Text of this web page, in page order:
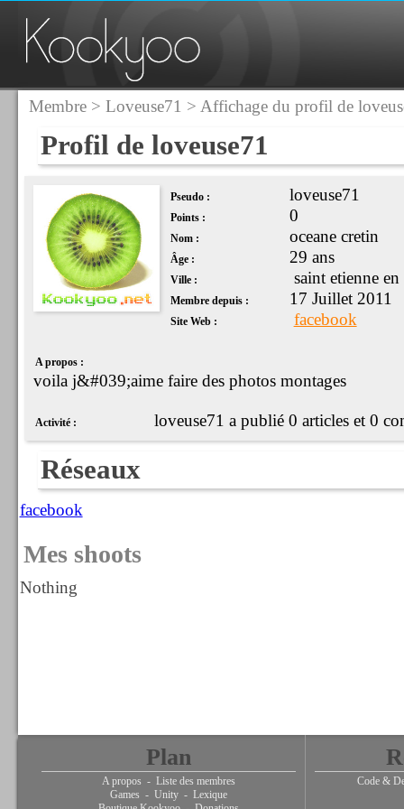
Membre> Loveuse71 > Affichage du profil de
Profil de loveuse71
Pseudo : loveuse71
Points : 0
Nom : oceane cretin
Âge : 29 ans
Ville : saint etienne en
Membre depuis : 17 Juillet 2011
Site Web : facebook
A propos :
voila j&#039;aime faire des photos montages
Activité : loveuse71 a publié 0 articles et 0
Réseaux
facebook
Mes shoots
Nothing
Plan
A propos - Liste des membres
Games - Unity - Lexique
Code &